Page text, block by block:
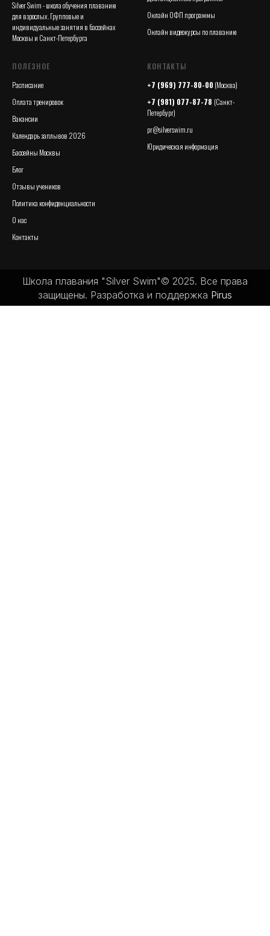
Silver Swim - школа обучения плаванию
для взрослых. Групповые и
индивидуальные занятия в бассейнах
Москвы и Санкт-Петербурга
Онлайн ОФП программы
Онлайн видеокурсы по плаванию
ПОЛЕЗНОЕ
Расписание
Оплата тренировок
Вакансии
Календарь заплывов 2026
Бассейны Москвы
Блог
Отзывы учеников
Политика конфиденциальности
О нас
Контакты
КОНТАКТЫ
+7 (969) 777-80-00 (Москва)
+7 (981) 077-87-78 (Санкт-
Петербург)
pr@silverswim.ru
Юридическая информация
Школа плавания "Silver Swim"© 2025. Все права
защищены. Разработка и поддержка Pirus